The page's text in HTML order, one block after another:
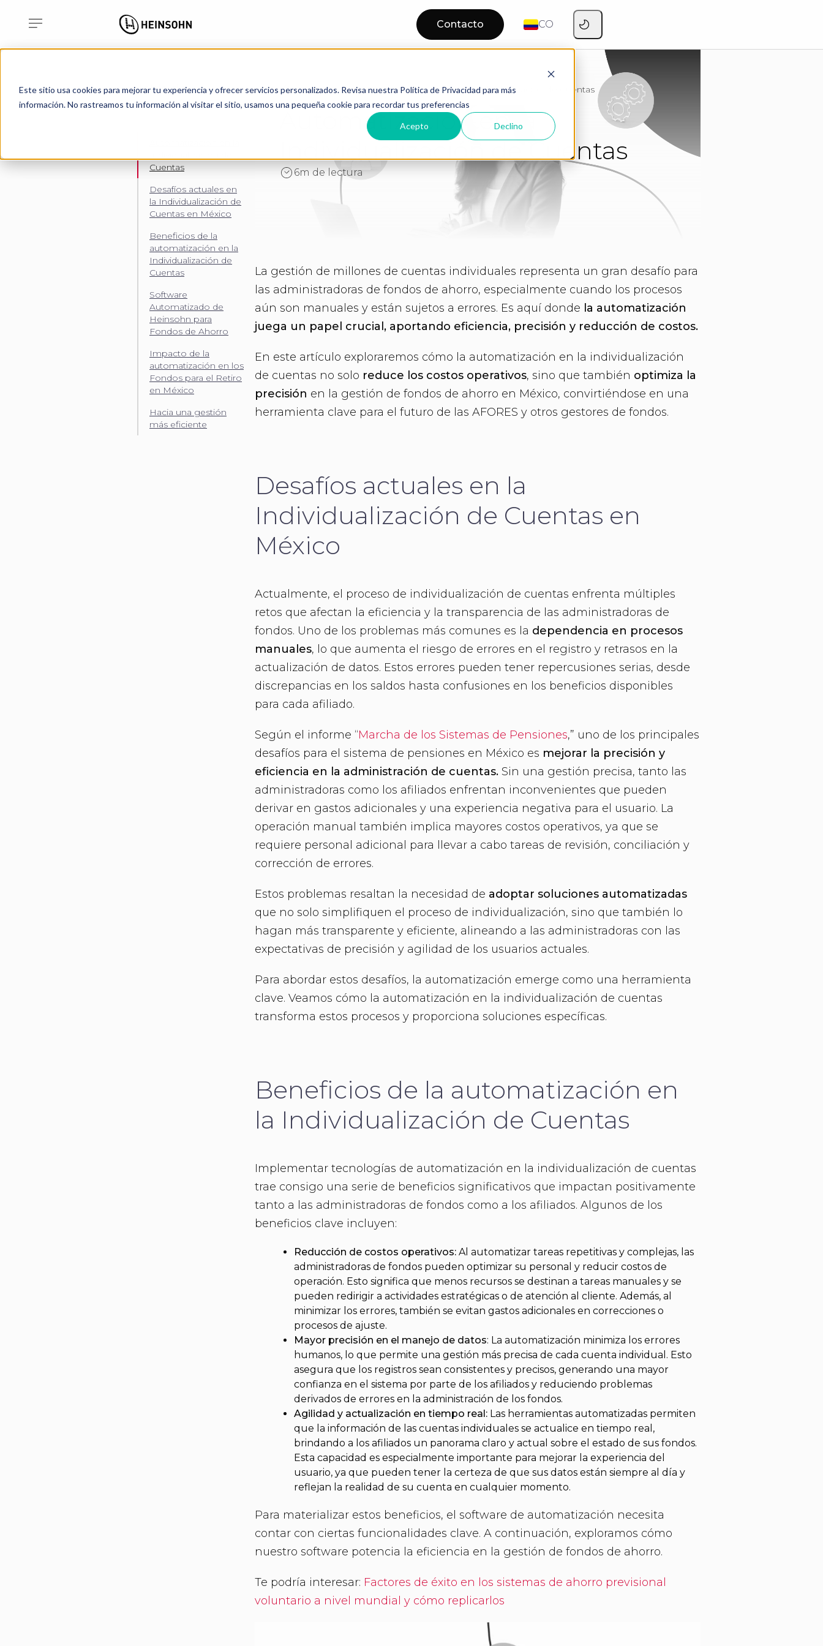
Este sitio usa cookies para mejorar tu experiencia y ofrecer servicios personalizados. Revisa nuestra Política de Privacidad para más
información. No rastreamos tu información al visitar el sitio, usamos una pequeña cookie para recordar tus preferencias
Acepto Declino
Contacto CO
Home Blog Automatización en la Individualización de Cuentas
Automatización en la
Individualización de Cuentas
6m de lectura
La gestión de millones de cuentas individuales representa un gran desafío para
las administradoras de fondos de ahorro, especialmente cuando los procesos
aún son manuales y están sujetos a errores. Es aquí donde la automatización
juega un papel crucial, aportando eficiencia, precisión y reducción de costos.
En este artículo exploraremos cómo la automatización en la individualización
de cuentas no solo reduce los costos operativos, sino que también optimiza la
precisión en la gestión de fondos de ahorro en México, convirtiéndose en una
herramienta clave para el futuro de las AFORES y otros gestores de fondos.
Desafíos actuales en la
Individualización de Cuentas en
México
Actualmente, el proceso de individualización de cuentas enfrenta múltiples
retos que afectan la eficiencia y la transparencia de las administradoras de
fondos. Uno de los problemas más comunes es la dependencia en procesos
manuales, lo que aumenta el riesgo de errores en el registro y retrasos en la
actualización de datos. Estos errores pueden tener repercusiones serias, desde
discrepancias en los saldos hasta confusiones en los beneficios disponibles
para cada afiliado.
Según el informe “Marcha de los Sistemas de Pensiones,” uno de los principales
desafíos para el sistema de pensiones en México es mejorar la precisión y
eficiencia en la administración de cuentas. Sin una gestión precisa, tanto las
administradoras como los afiliados enfrentan inconvenientes que pueden
derivar en gastos adicionales y una experiencia negativa para el usuario. La
operación manual también implica mayores costos operativos, ya que se
requiere personal adicional para llevar a cabo tareas de revisión, conciliación y
corrección de errores.
Estos problemas resaltan la necesidad de adoptar soluciones automatizadas
que no solo simplifiquen el proceso de individualización, sino que también lo
hagan más transparente y eficiente, alineando a las administradoras con las
expectativas de precisión y agilidad de los usuarios actuales.
Para abordar estos desafíos, la automatización emerge como una herramienta
clave. Veamos cómo la automatización en la individualización de cuentas
transforma estos procesos y proporciona soluciones específicas.
Beneficios de la automatización en
la Individualización de Cuentas
Implementar tecnologías de automatización en la individualización de cuentas
trae consigo una serie de beneficios significativos que impactan positivamente
tanto a las administradoras de fondos como a los afiliados. Algunos de los
beneficios clave incluyen:
Reducción de costos operativos: Al automatizar tareas repetitivas y complejas, las
administradoras de fondos pueden optimizar su personal y reducir costos de
operación. Esto significa que menos recursos se destinan a tareas manuales y se
pueden redirigir a actividades estratégicas o de atención al cliente. Además, al
minimizar los errores, también se evitan gastos adicionales en correcciones o
procesos de ajuste.
Mayor precisión en el manejo de datos: La automatización minimiza los errores
humanos, lo que permite una gestión más precisa de cada cuenta individual. Esto
asegura que los registros sean consistentes y precisos, generando una mayor
confianza en el sistema por parte de los afiliados y reduciendo problemas
derivados de errores en la administración de los fondos.
Agilidad y actualización en tiempo real: Las herramientas automatizadas permiten
que la información de las cuentas individuales se actualice en tiempo real,
brindando a los afiliados un panorama claro y actual sobre el estado de sus fondos.
Esta capacidad es especialmente importante para mejorar la experiencia del
usuario, ya que pueden tener la certeza de que sus datos están siempre al día y
reflejan la realidad de su cuenta en cualquier momento.
Para materializar estos beneficios, el software de automatización necesita
contar con ciertas funcionalidades clave. A continuación, exploramos cómo
nuestro software potencia la eficiencia en la gestión de fondos de ahorro.
Te podría interesar: Factores de éxito en los sistemas de ahorro previsional
voluntario a nivel mundial y cómo replicarlos
Tabla de
contenidos
Cuentas
Desafíos actuales en
la Individualización de
Cuentas en México
Beneficios de la
automatización en la
Individualización de
Cuentas
Software
Automatizado de
Heinsohn para
Fondos de Ahorro
Impacto de la
automatización en los
Fondos para el Retiro
en México
Hacia una gestión
más eficiente